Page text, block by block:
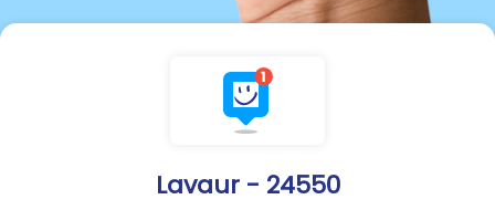
Lavaur - 24550